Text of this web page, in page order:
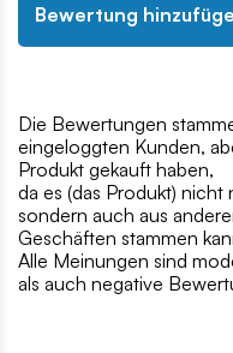
Bewertung
Die Bewertungen
eingeloggten Kunden,
Produkt gekauft haben,
da es (das Produkt)
sondern auch aus
Geschäften stammen
Alle Meinungen sind
als auch negative